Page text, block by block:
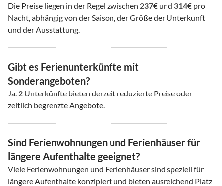
Die Preise liegen in der Regel zwischen 237€ und 314€ pro
Nacht, abhängig von der Saison, der Größe der Unterkunft
und der Ausstattung.
Gibt es Ferienunterkünfte mit
Sonderangeboten?
Ja. 2 Unterkünfte bieten derzeit reduzierte Preise oder
zeitlich begrenzte Angebote.
Sind Ferienwohnungen und Ferienhäuser für
längere Aufenthalte geeignet?
Viele Ferienwohnungen und Ferienhäuser sind speziell für
längere Aufenthalte konzipiert und bieten ausreichend Platz